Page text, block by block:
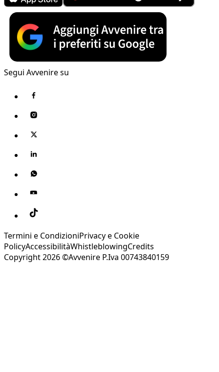
Segui Avvenire su
Termini e CondizioniPrivacy e Cookie
PolicyAccessibilitàWhistleblowingCredits
Copyright 2026 ©Avvenire P.Iva 00743840159